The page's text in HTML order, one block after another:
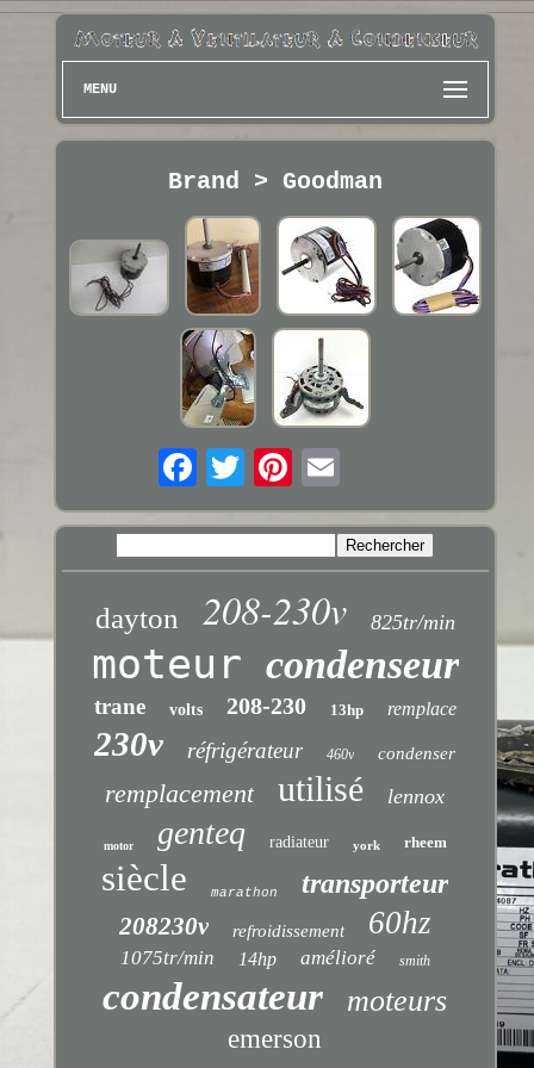
MENU
Brand > Goodman
dayton 208-230v 825tr/min
moteur condenseur
trane volts 208-230 13hp remplace
230v réfrigérateur 460v condenser
remplacement utilisé lennox
motor genteq radiateur york rheem
siècle marathon transporteur
208230v refroidissement 60hz
1075tr/min 14hp amélioré smith
condensateur moteurs
emerson